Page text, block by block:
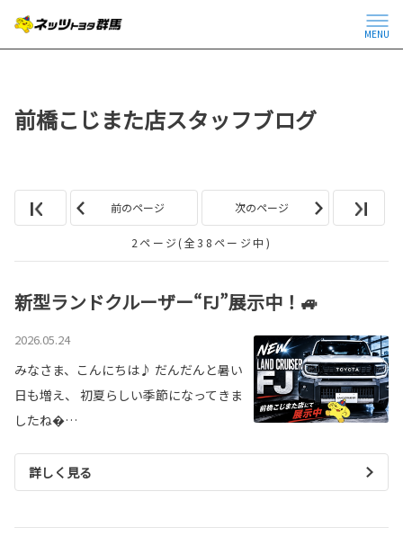
MENU
前橋こじまた店スタッフブログ
前のページ 次のページ
2ページ(全38ページ中)
新型ランドクルーザー“FJ”展示中！🚙
2026.05.24
みなさま、こんにちは♪ だんだんと暑い
日も増え、 初夏らしい季節になってきま
したね…
詳しく見る